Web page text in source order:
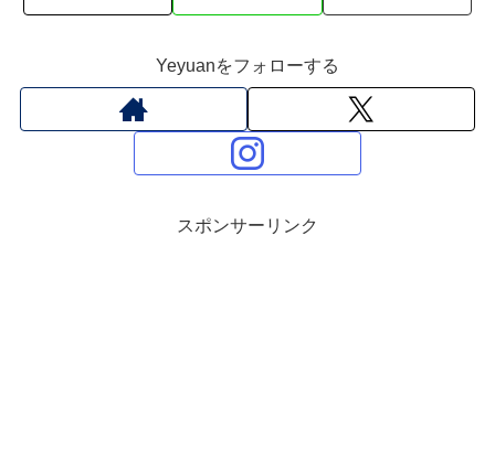
Yeyuanをフォローする
スポンサーリンク